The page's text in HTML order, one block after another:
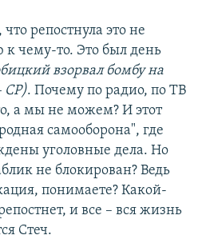
репостнула это не
к чему-то. Это был день
взорвал бомбу на
СР). Почему по радио, по ТВ
а мы не можем? И этот
самооборона", где
уголовные дела. Но
не блокирован? Ведь
понимаете? Какой-
и все – вся жизнь
Стеч.